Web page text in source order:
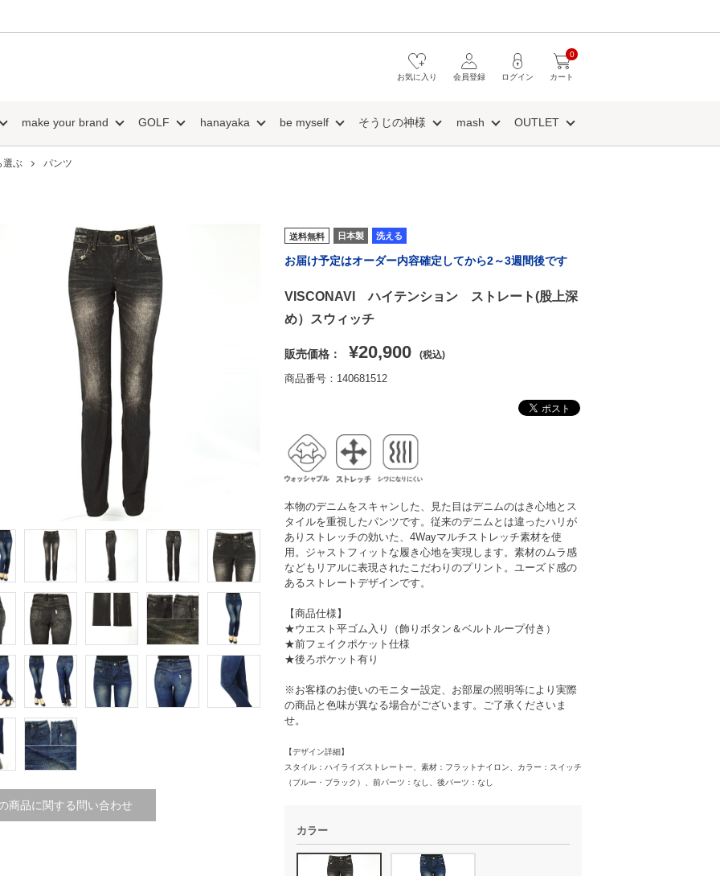
カート
0
ログイン
会員登録
お気に入り
make your brand GOLF hanayaka be myself そうじの神様 mash OUTLET
選ぶ パンツ
商品に関する問い合わせ
送料無料 日本製 洗える
お届け予定はオーダー内容確定してから2～3週間後です
VISCONAVI ハイテンション ストレート(股上深
め）スウィッチ
販売価格： ¥20,900 (税込)
商品番号：140681512
本物のデニムをスキャンした、見た目はデニムのはき心地とス
タイルを重視したパンツです。従来のデニムとは違ったハリが
ありストレッチの効いた、4Wayマルチストレッチ素材を使
用。ジャストフィットな履き心地を実現します。素材のムラ感
などもリアルに表現されたこだわりのプリント。ユーズド感の
あるストレートデザインです。
【商品仕様】
★ウエスト平ゴム入り（飾りボタン＆ベルトループ付き）
★前フェイクポケット仕様
★後ろポケット有り
※お客様のお使いのモニター設定、お部屋の照明等により実際
の商品と色味が異なる場合がございます。ご了承くださいま
せ。
【デザイン詳細】
スタイル：ハイライズストレートー、素材：フラットナイロン、カラー：スイッチ
（ブルー・ブラック）、前パーツ：なし、後パーツ：なし
カラー